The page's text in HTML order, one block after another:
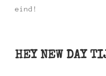
eind!
HEY NEW DAY